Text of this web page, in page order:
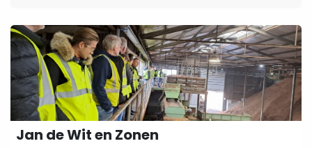
Jan de Wit en Zonen